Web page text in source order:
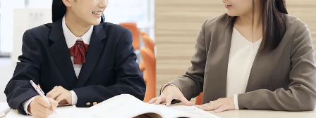
解けなかった問題を一つひとつ克服し、自信を持ってテスト
本番に臨めるよう指導します。
英語（教科書：東京書籍）
大府西中は、授業で扱った単語・文法・長文が中心で、基本
を徹底的に理解しておく必要があります。トライには苦手
科目対策で通われている子が多く、丁寧な指導を心掛け、
理解を深めていけるよう提出物なども含めサポートさせて
頂いております。